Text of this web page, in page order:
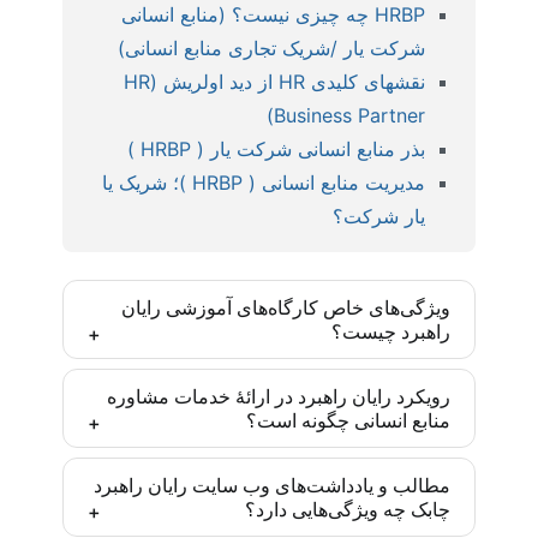
HRBP چه چیزی نیست؟ (منابع انسانی
شرکت یار /شریک تجاری منابع انسانی)
نقشهای کلیدی HR از دید اولریش (HR
Business Partner)
بذر منابع انسانی شرکت یار ( HRBP )
مدیریت منابع انسانی ( HRBP )؛ شریک یا
یار شرکت؟
ویژگی‌های خاص کارگاه‌های آموزشی رایان
راهبرد چیست؟
کارگاه‌های رایان راهبرد بر اساس مدل‌ها و روش‌های
روز دنیا و با رویکرد ایجاد مهارت تخصصی تدارک دیده
شده‌اند و یادگیری انجام موضوع آموزش پس از
مشارکت فعال تضمین شده است. این مهارت‌ها برای
مدیران و متخصصان منابع انسانی یک مزیت رقابتی
رویکرد رایان راهبرد در ارائۀ خدمات مشاوره
منابع انسانی چگونه است؟
رایان راهبرد تأکید زیادی به درونی‌سازی متدهای به کار
گرفته‌شده در سازمان‌ها دارد. به طوری که تمامی
مطالب و یادداشت‌های وب سایت رایان راهبرد
چابک چه ویژگی‌هایی دارد؟